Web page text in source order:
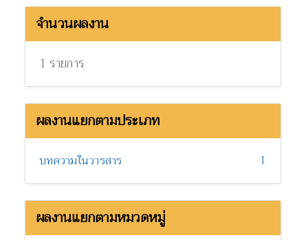
จำนวนผลงาน
1 รายการ
ผลงานแยกตามประเภท
บทความในวารสาร 1
ผลงานแยกตามหมวดหมู่